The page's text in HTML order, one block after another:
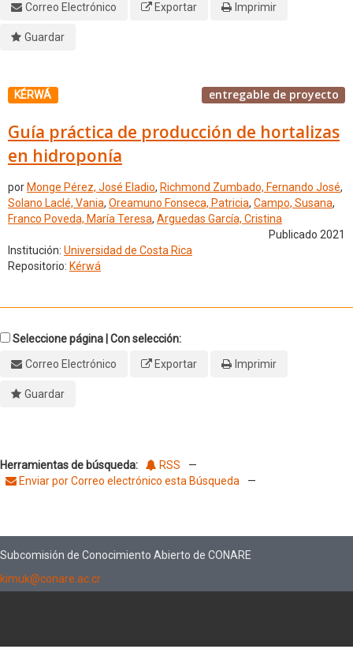
Correo Electrónico
Exportar Imprimir
Guardar
KÉRWÁ entregable de proyecto
Guía práctica de producción de hortalizas
en hidroponía
por Monge Pérez, José Eladio, Richmond Zumbado, Fernando José,
Solano Laclé, Vania, Oreamuno Fonseca, Patricia, Campo, Susana,
Franco Poveda, María Teresa, Arguedas García, Cristina
Publicado 2021
Institución: Universidad de Costa Rica
Repositorio: Kérwá
Seleccione página | Con selección:
Correo Electrónico
Exportar Imprimir
Guardar
Herramientas de búsqueda: RSS
—
Enviar por Correo electrónico esta Búsqueda
—
Subcomisión de Conocimiento Abierto de CONARE
kimuk@conare.ac.cr